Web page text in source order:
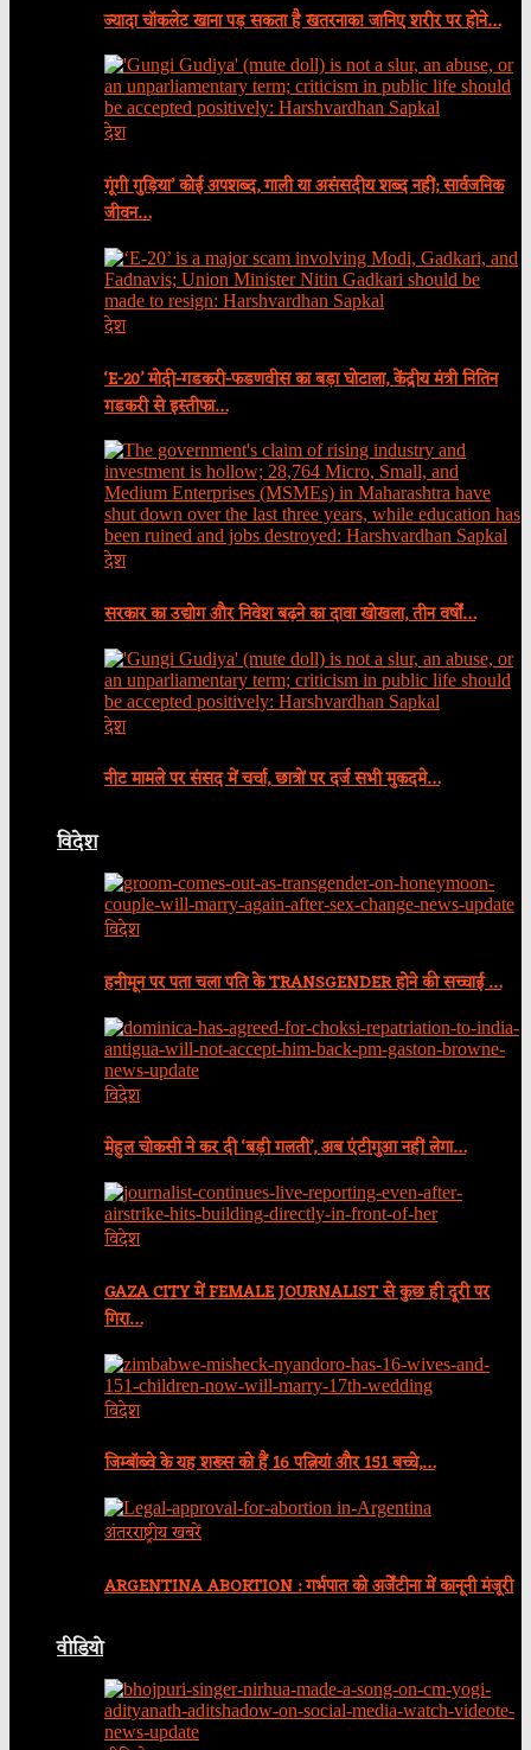
ज्यादा चॉकलेट खाना पड़ सकता है खतरनाक! जानिए शरीर पर होने…
देश
गूंगी गुड़िया’ कोई अपशब्द, गाली या असंसदीय शब्द नहीं; सार्वजनिक
जीवन…
देश
‘E-20’ मोदी-गडकरी-फडणवीस का बड़ा घोटाला, केंद्रीय मंत्री नितिन
गडकरी से इस्तीफा…
देश
सरकार का उद्योग और निवेश बढ़ने का दावा खोखला, तीन वर्षों…
देश
नीट मामले पर संसद में चर्चा, छात्रों पर दर्ज सभी मुकदमे…
विदेश
विदेश
हनीमून पर पता चला पति के TRANSGENDER होने की सच्चाई …
विदेश
मेहुल चोकसी ने कर दी ‘बड़ी गलती’, अब एंटीगुआ नहीं लेगा…
विदेश
GAZA CITY में FEMALE JOURNALIST से कुछ ही दूरी पर
गिरा…
विदेश
जिम्बॉब्वे के यह शख्स को हैं 16 पत्नियां और 151 बच्चे,…
अंतरराष्ट्रीय खबरें
ARGENTINA ABORTION : गर्भपात को अर्जेंटीना में कानूनी मंजूरी
वीडियो